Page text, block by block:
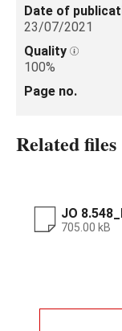
Date of
23/07/2021
Quality
100%
Page no.
Related files
JO
705.00 kB